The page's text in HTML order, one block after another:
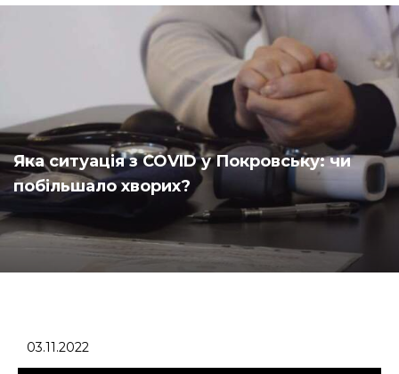
Яка ситуація з COVID у Покровську: чи
побільшало хворих?
03.11.2022